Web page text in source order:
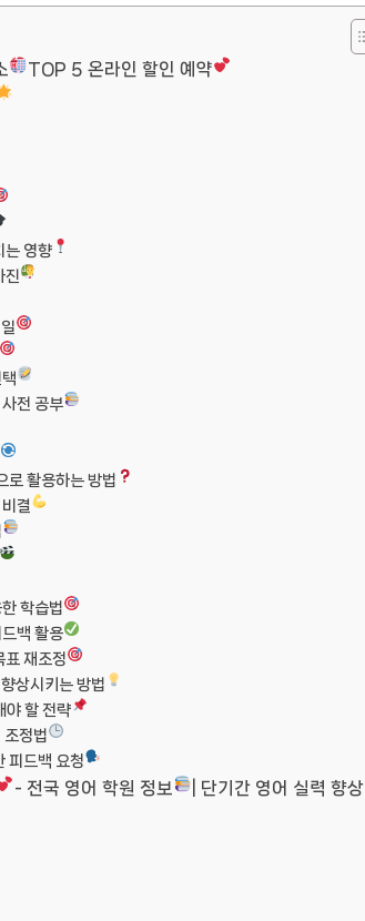
TOP 5 온라인 할인 예약
는 영향
진
전 공부
로 활용하는 방법
결
학습법
백 활용
표 재조정
상시키는 방법
야 할 전략
조정법
피드백 요청
- 전국 영어 학원 정보 | 단기간 영어 실력 향상